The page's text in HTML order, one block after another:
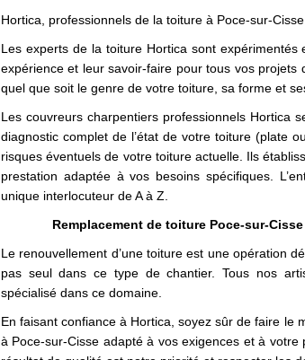
Hortica, professionnels de la toiture à Poce-sur-Cisse
Les experts de la toiture Hortica sont
expérience et leur savoir-faire pour tous vos
quel que soit le genre de votre toiture, sa forme et
Les couvreurs charpentiers professionnels Hortica
diagnostic complet de l’état de votre toiture (plate
risques éventuels de votre toiture actuelle. Ils
prestation adaptée à vos besoins spécifiques.
unique interlocuteur de A à Z.
Remplacement de toiture Poce-sur-
Le renouvellement d’une toiture est une opération
pas seul dans ce type de chantier. Tous nos
spécialisé dans ce domaine.
En faisant confiance à Hortica, soyez sûr de faire le
à Poce-sur-Cisse adapté à vos exigences et à